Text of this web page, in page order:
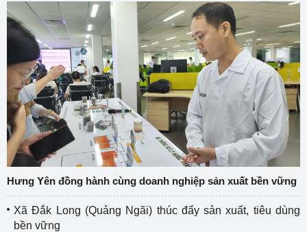
Hưng Yên đồng hành cùng doanh nghiệp sản xuất bền vững
Xã Đắk Long (Quảng Ngãi) thúc đẩy sản xuất, tiêu dùng
bền vững